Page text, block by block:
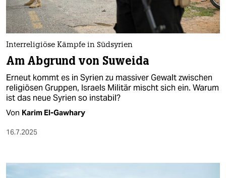
Interreligiöse Kämpfe in Südsyrien
Am Abgrund von Suweida
Erneut kommt es in Syrien zu massiver Gewalt zwischen
religiösen Gruppen, Israels Militär mischt sich ein. Warum
ist das neue Syrien so instabil?
Von Karim El-Gawhary
16.7.2025